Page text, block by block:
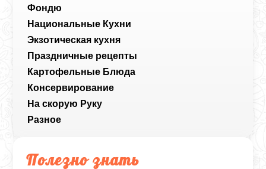
Фондю
Национальные Кухни
Экзотическая кухня
Праздничные рецепты
Картофельные Блюда
Консервирование
На скорую Руку
Разное
Полезно знать